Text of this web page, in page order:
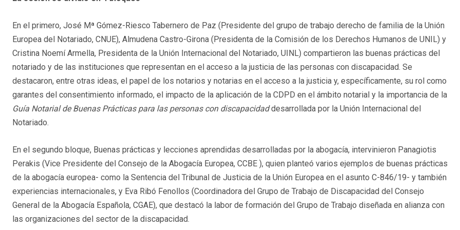
En el primero, José Mª Gómez-Riesco Tabernero de Paz (Presidente del grupo de trabajo derecho de familia de la Unión
Europea del Notariado, CNUE), Almudena Castro-Girona (Presidenta de la Comisión de los Derechos Humanos de UNIL) y
Cristina Noemí Armella, Presidenta de la Unión Internacional del Notariado, UINL) compartieron las buenas prácticas del
notariado y de las instituciones que representan en el acceso a la justicia de las personas con discapacidad. Se
destacaron, entre otras ideas, el papel de los notarios y notarias en el acceso a la justicia y, específicamente, su rol como
garantes del consentimiento informado, el impacto de la aplicación de la CDPD en el ámbito notarial y la importancia de la
Guía Notarial de Buenas Prácticas para las personas con discapacidaddesarrollada por la Unión Internacional del
Notariado.
En el segundo bloque, Buenas prácticas y lecciones aprendidas desarrolladas por la abogacía, intervinieron Panagiotis
Perakis (Vice Presidente del Consejo de la Abogacía Europea, CCBE ), quien planteó varios ejemplos de buenas prácticas
de la abogacía europea- como la Sentencia del Tribunal de Justicia de la Unión Europea en el asunto C-846/19- y también
experiencias internacionales, y Eva Ribó Fenollos (Coordinadora del Grupo de Trabajo de Discapacidad del Consejo
General de la Abogacía Española, CGAE), que destacó la labor de formación del Grupo de Trabajo diseñada en alianza con
las organizaciones del sector de la discapacidad.